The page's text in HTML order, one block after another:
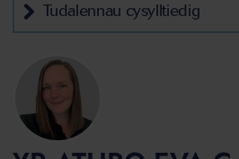
Tudalennau cysylltiedig